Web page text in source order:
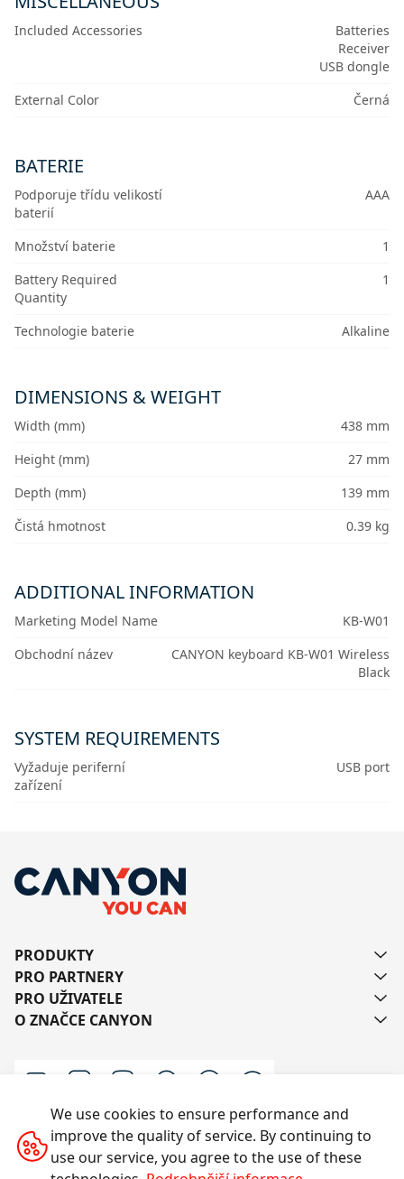
Included Accessories
Batteries
Receiver
USB dongle
External Color
Černá
BATERIE
Podporuje třídu velikostí
baterií
AAA
Množství baterie
1
Battery Required
Quantity
1
Technologie baterie Alkaline
DIMENSIONS & WEIGHT
Width (mm)
438 mm
Height (mm)
27 mm
Depth (mm)
139 mm
Čistá hmotnost
0.39 kg
ADDITIONAL INFORMATION
Marketing Model Name
KB-W01
Obchodní název
CANYON keyboard KB-W01 Wireless
Black
SYSTEM REQUIREMENTS
Vyžaduje periferní
zařízení
USB port
PRODUKTY
PRO PARTNERY
PRO UŽIVATELE
O ZNAČCE CANYON
Kontaktujte nás
We use cookies to ensure performance and
improve the quality of service. By continuing to
use our service, you agree to the use of these